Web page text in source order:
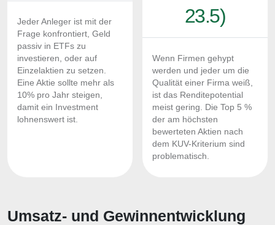
Jeder Anleger ist mit der
Frage konfrontiert, Geld
passiv in ETFs zu
investieren, oder auf
Einzelaktien zu setzen.
Eine Aktie sollte mehr als
10% pro Jahr steigen,
damit ein Investment
lohnenswert ist.
23.5)
Wenn Firmen gehypt
werden und jeder um die
Qualität einer Firma weiß,
ist das Renditepotential
meist gering. Die Top 5 %
der am höchsten
bewerteten Aktien nach
dem KUV-Kriterium sind
problematisch.
Umsatz- und Gewinnentwicklung